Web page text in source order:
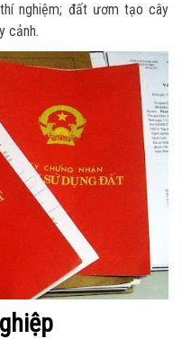
nghiệm; đất ươm tạo cây
cảnh.